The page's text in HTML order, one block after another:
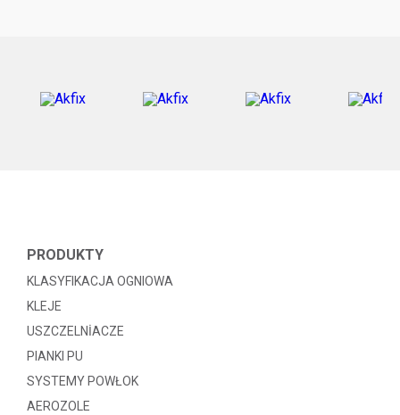
PRODUKTY
KLASYFIKACJA OGNIOWA
KLEJE
USZCZELNİACZE
PIANKI PU
SYSTEMY POWŁOK
AEROZOLE